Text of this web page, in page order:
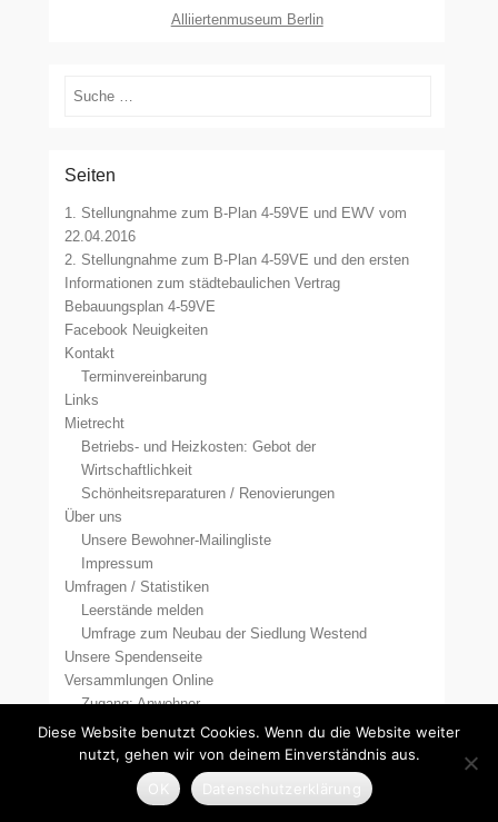
Alliiertenmuseum Berlin
Suchen
Seiten
1. Stellungnahme zum B-Plan 4-59VE und EWV vom
22.04.2016
2. Stellungnahme zum B-Plan 4-59VE und den ersten
Informationen zum städtebaulichen Vertrag
Bebauungsplan 4-59VE
Facebook Neuigkeiten
Kontakt
Terminvereinbarung
Links
Mietrecht
Betriebs- und Heizkosten: Gebot der
Wirtschaftlichkeit
Schönheitsreparaturen / Renovierungen
Über uns
Unsere Bewohner-Mailingliste
Impressum
Umfragen / Statistiken
Leerstände melden
Umfrage zum Neubau der Siedlung Westend
Unsere Spendenseite
Versammlungen Online
Zugang: Anwohner
Zugang: BMV & RAe
Zugang: Mieter
Zugang: Politik
Zugang: Presse
Diese Website benutzt Cookies. Wenn du die Website weiter
nutzt, gehen wir von deinem Einverständnis aus.
OK
Datenschutzerklärung